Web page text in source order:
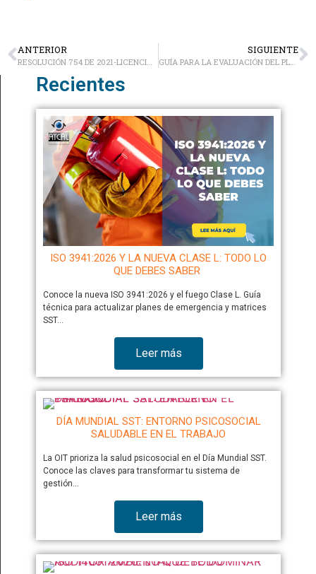
ANTERIOR SIGUIENTE
GUÍA PARA LA EVALUACIÓN DEL PLAN ESTRATÉGICO DE SEGURIDAD VIAL
Recientes
ISO 3941:2026 Y LA NUEVA CLASE L: TODO LO
QUE DEBES SABER
Conoce la nueva ISO 3941:2026 y el fuego Clase L. Guía
técnica para actualizar planes de emergencia y matrices
SST…
Leer más
DÍA MUNDIAL SST: ENTORNO PSICOSOCIAL
SALUDABLE EN EL TRABAJO
La OIT prioriza la salud psicosocial en el Día Mundial SST.
Conoce las claves para transformar tu sistema de
gestión…
Leer más